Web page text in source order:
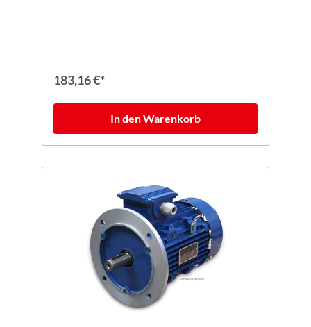
183,16 €*
In den Warenkorb